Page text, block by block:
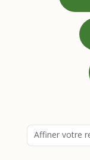
Affiner votre